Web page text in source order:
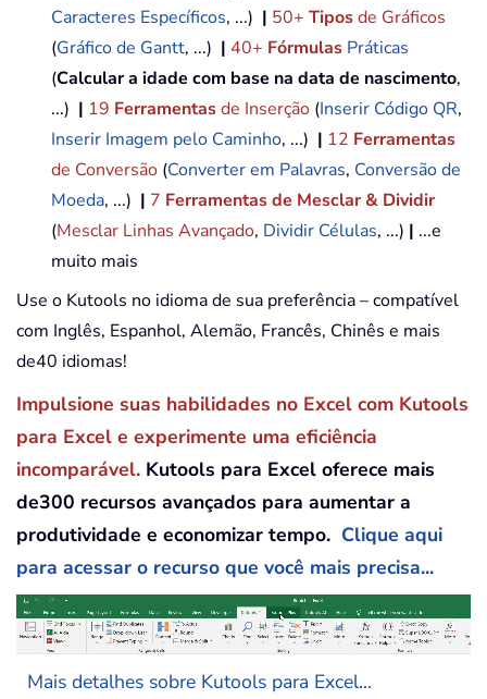
Caracteres Específicos, ...) | 50+ Tiposde Gráficos
(Gráfico de Gantt, ...) | 40+ Fórmulas Práticas
(Calcular a idade com base na data de nascimento,
...) | 19 Ferramentasde Inserção (Inserir Código QR,
Inserir Imagem pelo Caminho, ...) | 12 Ferramentas
de Conversão (Converter em Palavras, Conversão de
Moeda, ...) | 7 Ferramentas de Mesclar & Dividir
(Mesclar Linhas Avançado, Dividir Células, ...) | ...e
muito mais
Use o Kutools no idioma de sua preferência – compatível
com Inglês, Espanhol, Alemão, Francês, Chinês e mais
de40 idiomas!
Impulsione suas habilidades no Excel com Kutools
para Excel e experimente uma eficiência
incomparável. Kutools para Excel oferece mais
de300 recursos avançados para aumentar a
produtividade e economizar tempo. Clique aqui
para acessar o recurso que você mais precisa...
Mais detalhes sobre Kutools para Excel...